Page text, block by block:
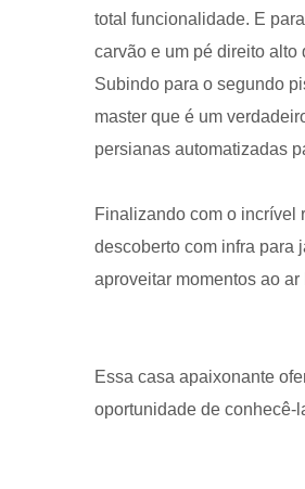
total funcionalidade. E
carvão e um pé direito alto
Subindo para o segundo
master que é um
persianas automatizadas
Finalizando com o incrível
descoberto com infra para
aproveitar momentos ao ar
Essa casa apaixonante
oportunidade de conhecê-